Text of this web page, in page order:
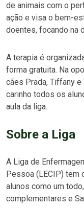
de animais com o
ação e visa o bem-
doentes, focando na
A terapia é
forma gratuita. Na
cães Prada, Tiffany
carinho todos os
aula da liga.
Sobre a Liga
A Liga de
Pessoa (LECIP) tem
alunos como um
complementares e